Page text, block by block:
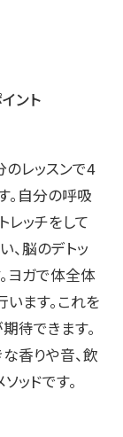
ント
レッスンで4
。自分の呼吸
レッチをして
、脳のデトッ
ヨガで体全体
ます。これを
待できます。
香りや音、飲
ッドです。